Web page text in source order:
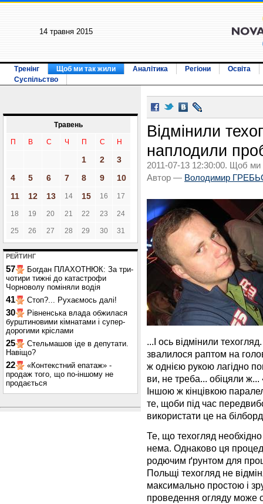
14 травня 2015
Тренінг Щоб ми так жили Аналітика Регіони
Освіта
Суспільство
Травень
П В С Ч П С Н
1 2
3
4
5 6 7 8 9
10
11
12 13 14 15 16 17
18 19 20 21 22 23 24
25 26 27 28 29 30 31
РЕЙТИНГ
57
Богдан ПЛАХОТНЮК: За три-
чотири тижні до катастрофи
Чорноволу поміняли водія
41 Стоп?... Рухаємось далі!
30
Рівненська влада обжилася
бурштиновими кімнатами і супер-
дорогими кріслами
25
Стельмашов іде в депутати.
Навіщо?
22
«Контекстний епатаж» -
продаж того, що по-іншому не
продається
Відмінили
наплодили
2011-07-13 12:30:00. Щоб ми
Автор — Володимир
...І ось відмінили
звалилося раптом на
ж однією рукою лагідно
ви, не треба... обіцяли
Іншою ж кінцівкою
те, щоби під час
використати це на
Те, що техогляд
нема. Однаково ця
родючим ґрунтом для
Польщі техогляд не
максимально простою і
проведення огляду може